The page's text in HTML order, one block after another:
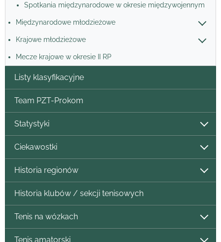
Spotkania międzynarodowe w okresie międzywojennym
Międzynarodowe młodzieżowe
Krajowe młodzieżowe
Mecze krajowe w okresie II RP
Listy klasyfikacyjne
Team PZT-Prokom
Statystyki
Ciekawostki
Historia regionów
Historia klubów / sekcji tenisowych
Tenis na wózkach
Tenis amatorski